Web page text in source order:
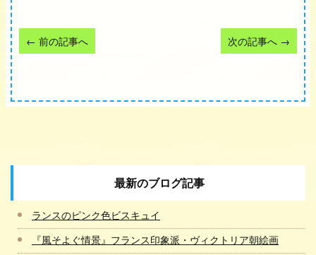
← 前の記事へ 次の記事へ →
最新のブログ記事
ランスのピンク色ビスキュイ
『風そよぐ情景』フランス印象派・ヴィクトリア朝絵画